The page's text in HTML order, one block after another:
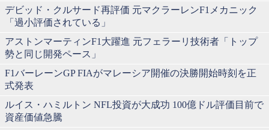
デビッド・クルサード再評価 元マクラーレンF1メカニック
「過小評価されている」
アストンマーティンF1大躍進 元フェラーリ技術者「トップ
勢と同じ開発ペース」
F1バーレーンGP FIAがマレーシア開催の決勝開始時刻を正
式発表
ルイス・ハミルトン NFL投資が大成功 100億ドル評価目前で
資産価値急騰